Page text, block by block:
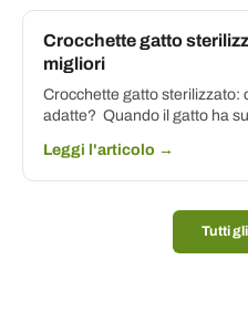
Crocchette gatto
migliori
Crocchette gatto sterilizzato:
adatte? Quando il gatto ha
Leggi l'articolo →
Tutti